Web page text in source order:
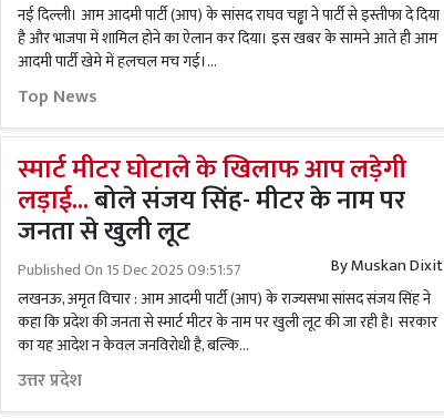
नई दिल्ली। आम आदमी पार्टी (आप) के सांसद राघव चड्ढा ने पार्टी से इस्तीफा दे दिया
है और भाजपा में शामिल होने का ऐलान कर दिया। इस खबर के सामने आते ही आम
आदमी पार्टी खेमे में हलचल मच गई।...
Top News
स्मार्ट मीटर घोटाले के खिलाफ आप लड़ेगी
लड़ाई...बोले संजय सिंह- मीटर के नाम पर
जनता से खुली लूट
Published On 15 Dec 2025 09:51:57 ByMuskan Dixit
लखनऊ, अमृत विचार : आम आदमी पार्टी (आप) के राज्यसभा सांसद संजय सिंह ने
कहा कि प्रदेश की जनता से स्मार्ट मीटर के नाम पर खुली लूट की जा रही है। सरकार
का यह आदेश न केवल जनविरोधी है, बल्कि...
उत्तर प्रदेश